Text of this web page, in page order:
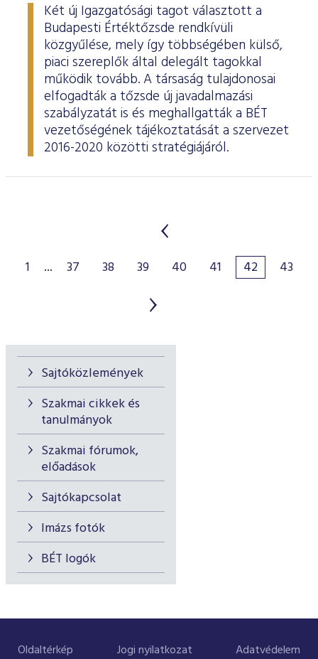
Sajtóközlemények
Szakmai cikkek és
tanulmányok
Szakmai fórumok,
előadások
Sajtókapcsolat
Imázs fotók
BÉT logók
Két új Igazgatósági tagot választott a
Budapesti Értéktőzsde rendkívüli
közgyűlése, mely így többségében külső,
piaci szereplők által delegált tagokkal
működik tovább. A társaság tulajdonosai
elfogadták a tőzsde új javadalmazási
szabályzatát is és meghallgatták a BÉT
vezetőségének tájékoztatását a szervezet
2016-2020 közötti stratégiájáról.
1 ... 37 38 39 40 41 42 43
Oldaltérkép Jogi nyilatkozat Adatvédelem